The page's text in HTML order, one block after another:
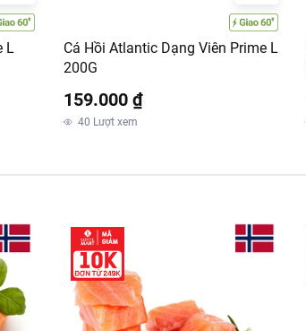
L
Cá Hồi Atlantic Dạng Viên Prime L
200G
159.000 ₫
40 Lượt xem